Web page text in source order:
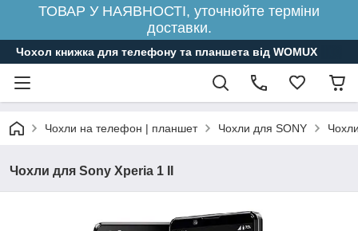
ТОВАР У НАЯВНОСТІ, уточнюйте терміни
доставки.
Чохол книжка для телефону та планшета від WOMUX
Чохли на телефон | планшет Чохли для SONY
Чохли для Sony Xperia 1 II